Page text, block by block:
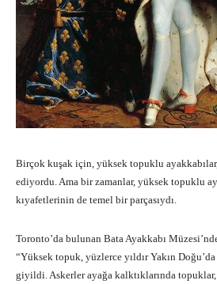
Birçok kuşak için, yüksek topuklu
ediyordu. Ama bir zamanlar, yüksek topuklu
kıyafetlerinin de temel bir parçasıydı.
Toronto’da bulunan Bata Ayakkabı
“Yüksek topuk, yüzlerce yıldır Yakın
giyildi. Askerler ayağa kalktıklarında topuklar,